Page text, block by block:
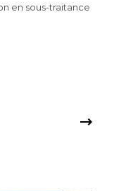
en sous-traitance